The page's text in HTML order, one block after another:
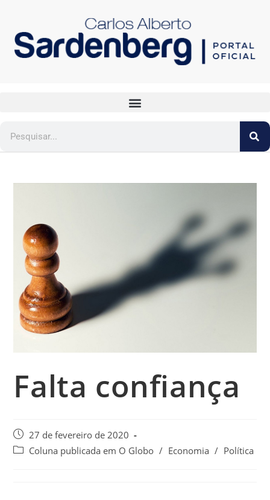
Falta confiança
27 de fevereiro de 2020
Coluna publicada em O Globo / Economia / Política